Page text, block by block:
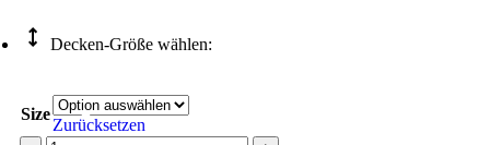
Decken-Größe wählen:
Size
Zurücksetzen